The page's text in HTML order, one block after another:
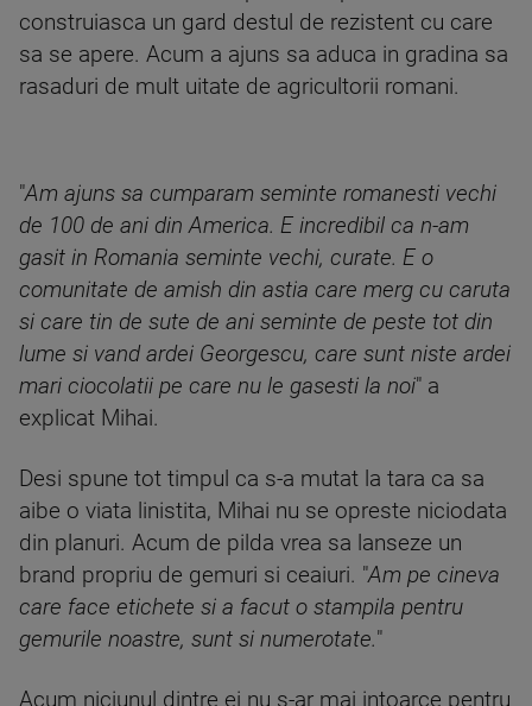
construiasca un gard destul de rezistent cu care
sa se apere. Acum a ajuns sa aduca in gradina sa
rasaduri de mult uitate de agricultorii romani.
"Am ajuns sa cumparam seminte romanesti vechi
de 100 de ani din America. E incredibil ca n-am
gasit in Romania seminte vechi, curate. E o
comunitate de amish din astia care merg cu caruta
si care tin de sute de ani seminte de peste tot din
lume si vand ardei Georgescu, care sunt niste ardei
mari ciocolatii pe care nu le gasesti la noi" a
explicat Mihai.
Desi spune tot timpul ca s-a mutat la tara ca sa
aibe o viata linistita, Mihai nu se opreste niciodata
din planuri. Acum de pilda vrea sa lanseze un
brand propriu de gemuri si ceaiuri. "Am pe cineva
care face etichete si a facut o stampila pentru
gemurile noastre, sunt si numerotate."
Acum niciunul dintre ei nu s-ar mai intoarce pentru